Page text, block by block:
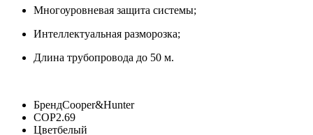
Многоуровневая защита системы;
Интеллектуальная разморозка;
Длина трубопровода до 50 м.
БрендCooper&Hunter
COP2.69
Цветбелый